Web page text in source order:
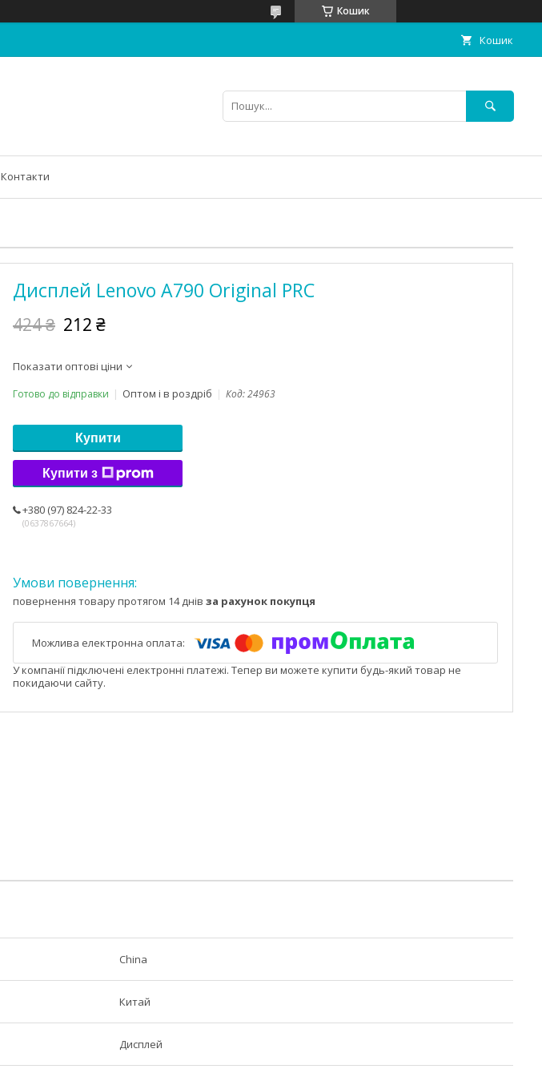
Кошик
Кошик
Контакти
Дисплей Lenovo A790 Original PRC
424 ₴ 212 ₴
Показати оптові ціни
Готово до відправки Оптом і в роздріб Код:24963
Купити
Купити з
+380 (97) 824-22-33
0637867664
повернення товару протягом 14 днів за рахунок покупця
У компанії підключені електронні платежі. Тепер ви можете купити будь-який товар не
покидаючи сайту.
China
Китай
Дисплей